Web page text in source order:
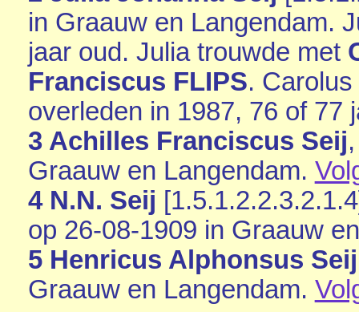
in Graauw en Langendam.
jaar oud. Julia trouwde met
Franciscus FLIPS.
overleden in 1987, 76 of 77
3 Achilles Franciscus Seij
Graauw en Langendam.
4 N.N. Seij [1.5.1.2.2.3.2.1.4
op 26-08-1909 in Graauw
5 Henricus Alphonsus Seij
Graauw en Langendam.